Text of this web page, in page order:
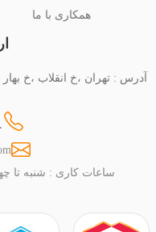
همکاری با ما
آدرس : تهران ،خ انقلاب ،خ
ساعات کاری : شنبه تا چهارشنبه 9 الی 18 |